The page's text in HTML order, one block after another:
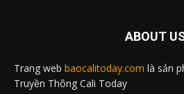
ABOUT
Trang web baocalitoday.com là sản
Truyền Thông Cali Today